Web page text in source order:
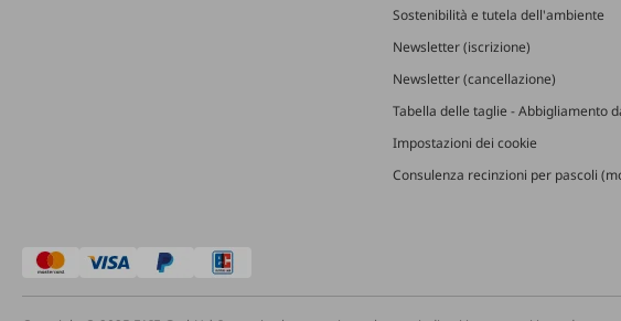
Sostenibilità e tutela dell'ambiente
Newsletter (iscrizione)
Newsletter (cancellazione)
Tabella delle taglie - Abbigliamento
Impostazioni dei cookie
Consulenza recinzioni per pascoli